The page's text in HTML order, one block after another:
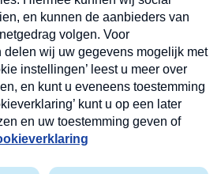
abonnement op onze
en dinsdagochtend in uw